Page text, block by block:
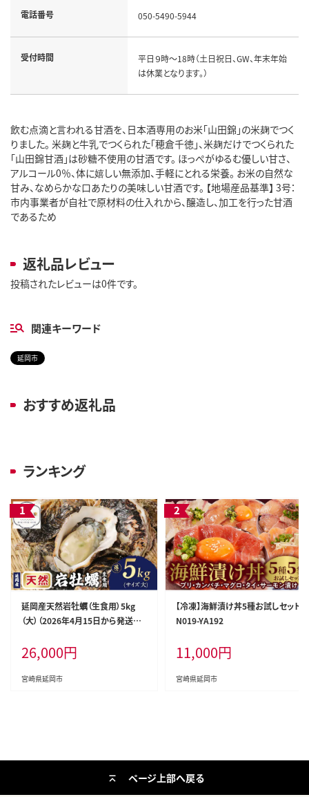
電話番号 050-5490-5944
受付時間
平日９時～18時（土日祝日、GW、年末年始
は休業となります。）
飲む点滴と言われる甘酒を、日本酒専用のお米「山田錦」の米麹でつく
りました。 米麹と牛乳でつくられた「穂倉千徳」、米麹だけでつくられた
「山田錦甘酒」は砂糖不使用の甘酒です。 ほっぺがゆるむ優しい甘さ、
アルコール0％、体に嬉しい無添加、手軽にとれる栄養。 お米の自然な
甘み、なめらかな口あたりの美味しい甘酒です。 【地場産品基準】 3号：
市内事業者が自社で原材料の仕入れから、醸造し、加工を行った甘酒
であるため
返礼品レビュー
投稿されたレビューは0件です。
関連キーワード
延岡市
おすすめ返礼品
ランキング
延岡産天然岩牡蠣（生食用）5kg
（大）（2026年4月15日から発送開
26,000円
宮崎県延岡市
【冷凍】海鮮漬け丼5種お試しセット
N019-YA192
11,000円
宮崎県延岡市
ページ上部へ戻る